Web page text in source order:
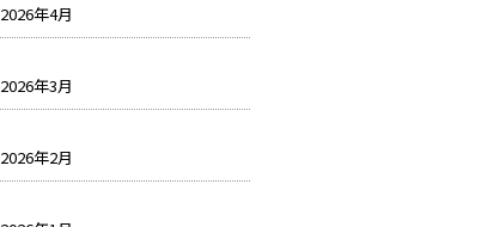
2026年4月
2026年3月
2026年2月